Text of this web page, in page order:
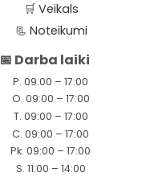
🛒Veikals
📃Noteikumi
📅 Darba laiki
P. 09:00 – 17:00
O. 09:00 – 17:00
T. 09:00 – 17:00
C. 09:00 – 17:00
Pk. 09:00 – 17:00
S. 11:00 – 14:00